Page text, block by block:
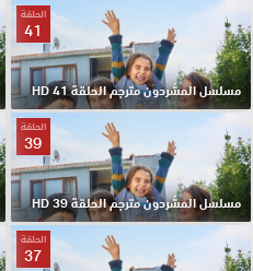
الحلقة
41
مسلسل المشردون مترجم الحلقة 41 HD
الحلقة
39
مسلسل المشردون مترجم الحلقة 39 HD
الحلقة
37